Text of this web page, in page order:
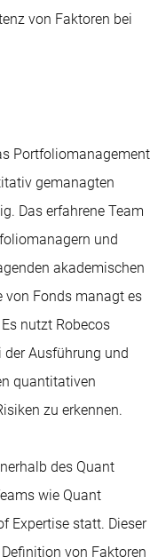
von Faktoren bei
Portfoliomanagement
gemanagten
Das erfahrene Team
und
akademischen
von Fonds managt es
nutzt Robecos
der Ausführung und
quantitativen
zu erkennen.
des Quant
wie Quant
Expertise statt. Dieser
von Faktoren